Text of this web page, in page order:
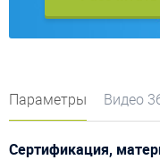
Параметры Видео
Сертификация,